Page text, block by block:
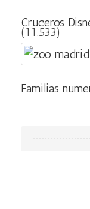
Cruceros
(11.533)
Familias